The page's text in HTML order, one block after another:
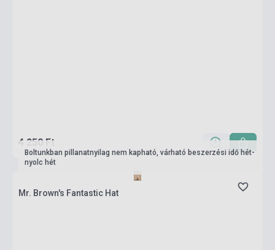
4 250 Ft
Boltunkban pillanatnyilag nem kapható, várható beszerzési idő hét-
nyolc hét
Mr. Brown's Fantastic Hat